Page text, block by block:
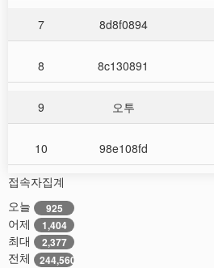
7 8d8f0894
8 8c130891
9 오투
10 98e108fd
접속자집계
오늘
925
어제 1,404
최대 2,377
전체 244,560